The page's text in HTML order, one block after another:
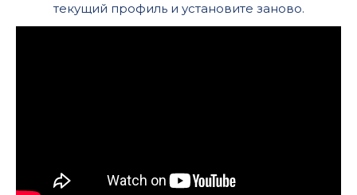
текущий профиль и установите заново.